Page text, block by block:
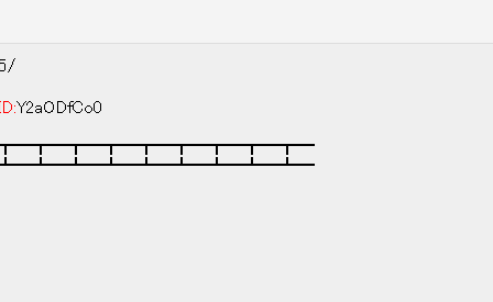
Y2aODfCo0